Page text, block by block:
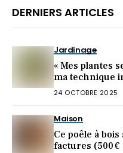
DERNIERS ARTICLES
Jardinage
« Mes plantes
ma technique
24 OCTOBRE 2025
Maison
Ce poêle à
factures (500 €